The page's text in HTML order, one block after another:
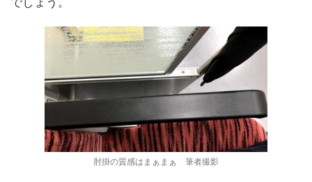
肘掛の質感はまぁまぁ 筆者撮影